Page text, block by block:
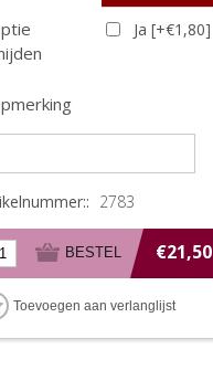
Ja [+€1,80]
2783
€21,50